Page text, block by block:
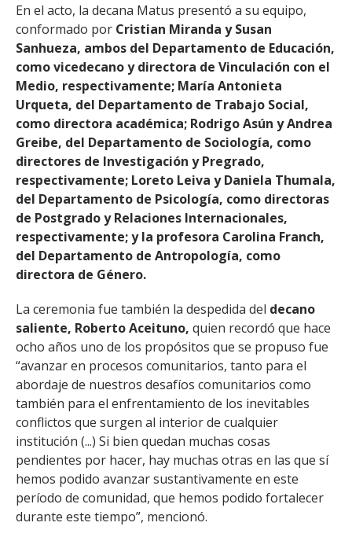
En el acto, la decana Matus presentó a su equipo,
conformado por Cristian Miranda y Susan
Sanhueza, ambos del Departamento de Educación,
como vicedecano y directora de Vinculación con el
Medio, respectivamente; María Antonieta
Urqueta, del Departamento de Trabajo Social,
como directora académica; Rodrigo Asún y Andrea
Greibe, del Departamento de Sociología, como
directores de Investigación y Pregrado,
respectivamente; Loreto Leiva y Daniela Thumala,
del Departamento de Psicología, como directoras
de Postgrado y Relaciones Internacionales,
respectivamente; y la profesora Carolina Franch,
del Departamento de Antropología, como
directora de Género.
La ceremonia fue también la despedida del decano
saliente, Roberto Aceituno, quien recordó que hace
ocho años uno de los propósitos que se propuso fue
“avanzar en procesos comunitarios, tanto para el
abordaje de nuestros desafíos comunitarios como
también para el enfrentamiento de los inevitables
conflictos que surgen al interior de cualquier
institución (...) Si bien quedan muchas cosas
pendientes por hacer, hay muchas otras en las que sí
hemos podido avanzar sustantivamente en este
período de comunidad, que hemos podido fortalecer
durante este tiempo”, mencionó.